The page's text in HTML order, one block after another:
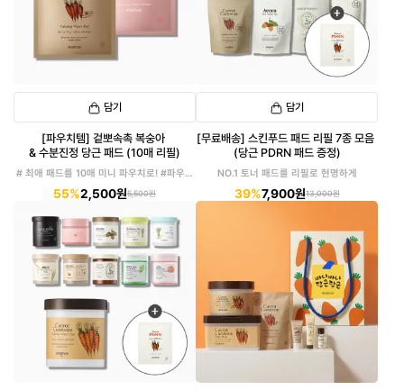
담기
[파우치템] 겉뽀속촉 복숭아
& 수분진정 당근 패드 (10매 리필)
# 최애 패드를 10매 미니 파우치로! #파우치
55%2,500원5,500원
담기
[무료배송] 스킨푸드 패드 리필 7종 모음
(당근 PDRN 패드 증정)
NO.1 토너 패드를 리필로 현명하게
39%7,900원13,000원